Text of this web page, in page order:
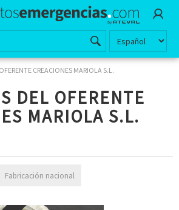
CREACIONES MARIOLA S.L.
DEL OFERENTE
MARIOLA S.L.
Fabricación nacional